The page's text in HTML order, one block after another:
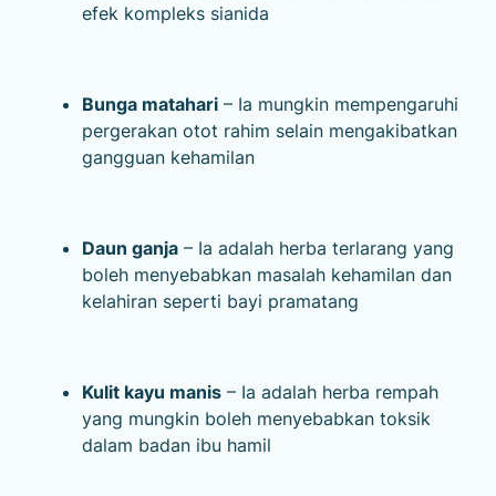
efek kompleks sianida
Bunga matahari– Ia mungkin mempengaruhi
pergerakan otot rahim selain mengakibatkan
gangguan kehamilan
Daun ganja– Ia adalah herba terlarang yang
boleh menyebabkan masalah kehamilan dan
kelahiran seperti bayi pramatang
Kulit kayu manis– Ia adalah herba rempah
yang mungkin boleh menyebabkan toksik
dalam badan ibu hamil